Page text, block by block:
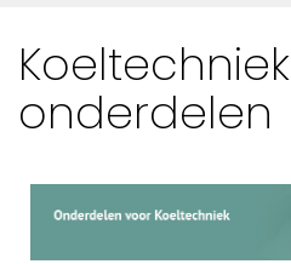
Koeltechniek
onderdelen